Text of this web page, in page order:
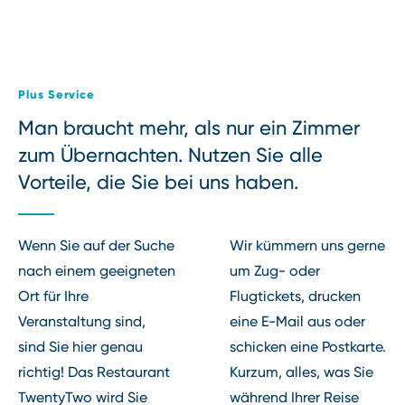
Plus Service
Man braucht mehr, als nur ein Zimmer
zum Übernachten. Nutzen Sie alle
Vorteile, die Sie bei uns haben.
Wenn Sie auf der Suche
nach einem geeigneten
Ort für Ihre
Veranstaltung sind,
sind Sie hier genau
richtig! Das Restaurant
TwentyTwo wird Sie
Wir kümmern uns gerne
um Zug⁠-⁠ oder
Flugtickets, drucken
eine E⁠-⁠Mail aus oder
schicken eine Postkarte.
Kurzum, alles, was Sie
während Ihrer Reise